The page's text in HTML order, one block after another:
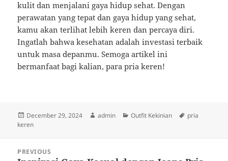
kulit dan menjalani gaya hidup sehat. Dengan
perawatan yang tepat dan gaya hidup yang sehat,
kamu akan terlihat lebih keren dan percaya diri.
Ingatlah bahwa kesehatan adalah investasi terbaik
untuk masa depanmu. Semoga artikel ini
bermanfaat bagi kalian, para pria keren!
Posted
on
December 29, 2024 Author
admin Categories
Outfit Kekinian Tags
pria
keren
navigation
PREVIOUS